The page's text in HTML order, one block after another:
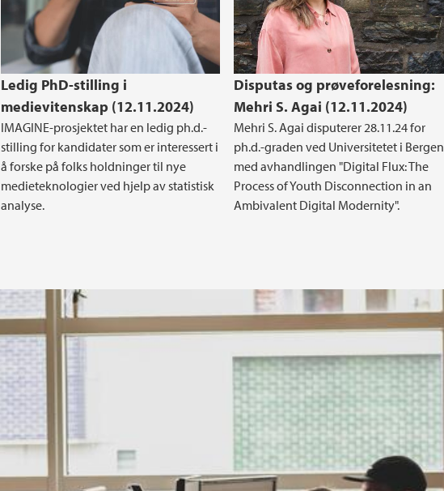
Ledig PhD-stilling i
medievitenskap (12.11.2024)
IMAGINE-prosjektet har en ledig ph.d.-
stilling for kandidater som er interessert i
å forske på folks holdninger til nye
medieteknologier ved hjelp av statistisk
analyse.
Disputas og prøveforelesning:
Mehri S. Agai (12.11.2024)
Mehri S. Agai disputerer 28.11.24 for
ph.d.-graden ved Universitetet i Bergen
med avhandlingen "Digital Flux: The
Process of Youth Disconnection in an
Ambivalent Digital Modernity".